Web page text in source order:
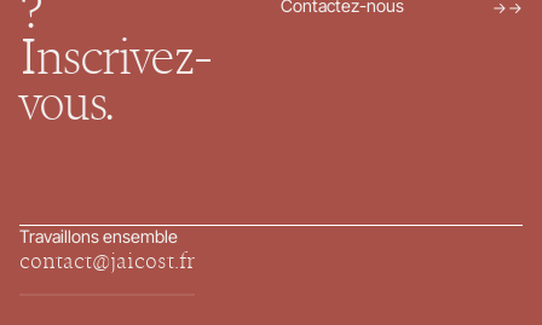
?
Inscrivez-
vous.
Contactez-nous
→
Travaillons ensemble
contact@jaicost.fr